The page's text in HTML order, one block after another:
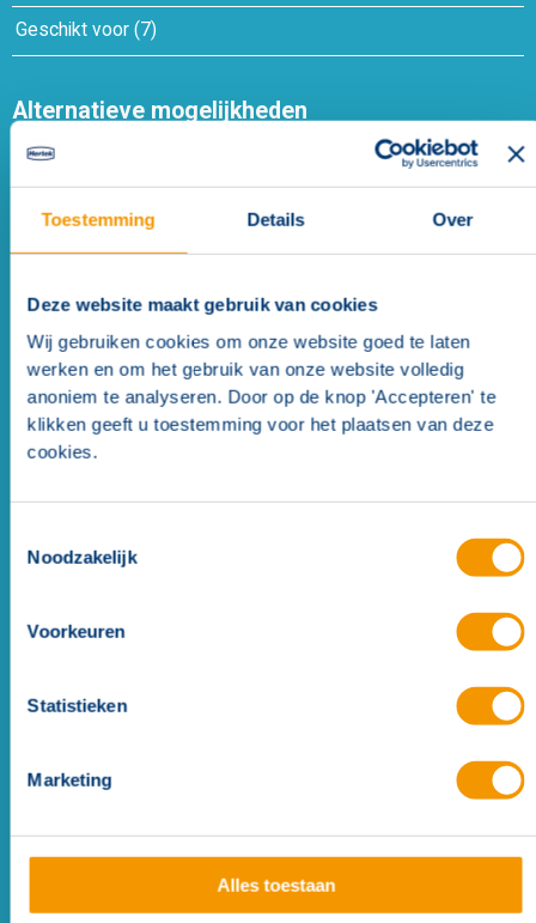
Toestemming Details Over
Deze website maakt gebruik van cookies
Wij gebruiken cookies om onze website goed te laten
werken en om het gebruik van onze website volledig
anoniem te analyseren. Door op de knop 'Accepteren' te
klikken geeft u toestemming voor het plaatsen van deze
cookies.
Noodzakelijk
Voorkeuren
Statistieken
Marketing
Alles toestaan
Geschikt voor (7)
Alternatieve mogelijkheden
Nevenindicator lens transparant
Nevenindicator Hertek logo lens transparant